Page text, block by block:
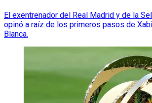
El exentrenador del Real Madrid y de la
opinó a raíz de los primeros pasos de
Blanca.